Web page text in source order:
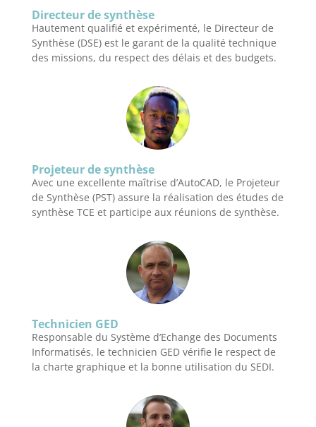
Directeur de synthèse
Hautement qualifié et expérimenté, le Directeur de
Synthèse (DSE) est le garant de la qualité technique
des missions, du respect des délais et des budgets.
Projeteur de synthèse
Avec une excellente maîtrise d’AutoCAD, le Projeteur
de Synthèse (PST) assure la réalisation des études de
synthèse TCE et participe aux réunions de synthèse.
Technicien GED
Responsable du Système d’Echange des Documents
Informatisés, le technicien GED vérifie le respect de
la charte graphique et la bonne utilisation du SEDI.